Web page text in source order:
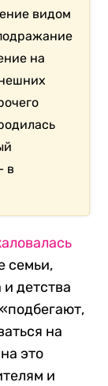
видом
на
в
семьи,
детства
на
это
и